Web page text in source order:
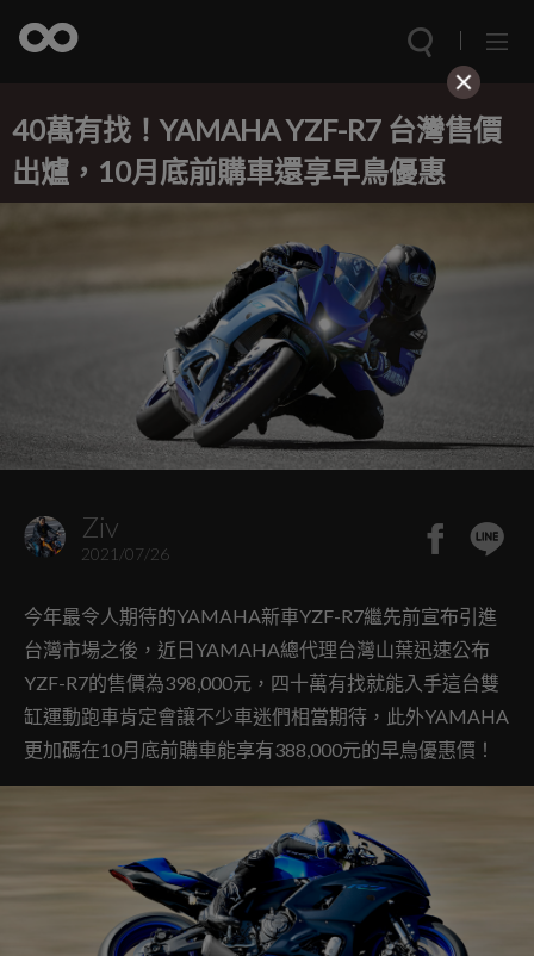
40萬有找！YAMAHA YZF-R7 台灣售價
出爐，10月底前購車還享早鳥優惠
Ziv
2021/07/26
今年最令人期待的YAMAHA新車YZF-R7繼先前宣布引進
台灣市場之後，近日YAMAHA總代理台灣山葉迅速公布
YZF-R7的售價為398,000元，四十萬有找就能入手這台雙
缸運動跑車肯定會讓不少車迷們相當期待，此外YAMAHA
更加碼在10月底前購車能享有388,000元的早鳥優惠價！